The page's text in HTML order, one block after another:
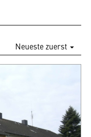
Neueste zuerst